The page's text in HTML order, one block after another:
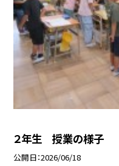
２年生 授業の様子
公開日 2026/06/18